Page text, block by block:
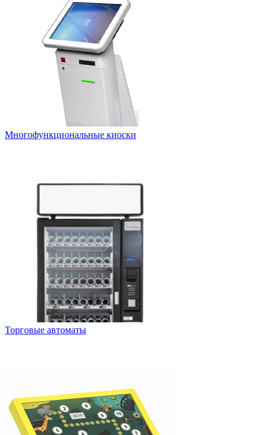
Многофункциональные киоски
Торговые автоматы